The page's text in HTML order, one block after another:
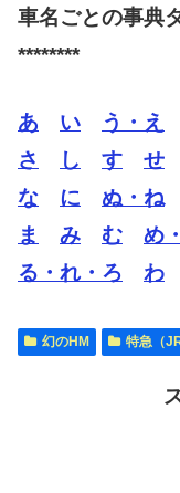
車名ごとの事典
********
あ い う・え
さ
し す せ
な
に ぬ・ね
ま
み む め
る・れ・ろ
わ
幻のHM 特急（